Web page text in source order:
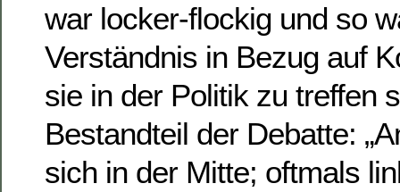
war locker-flockig und so
Verständnis in Bezug auf
sie in der Politik zu treffen
Bestandteil der Debatte:
sich in der Mitte; oftmals